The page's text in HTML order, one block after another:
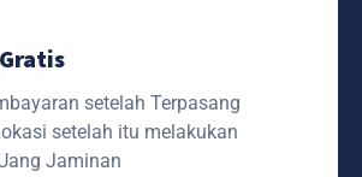
setelah Terpasang
setelah itu melakukan
Jaminan